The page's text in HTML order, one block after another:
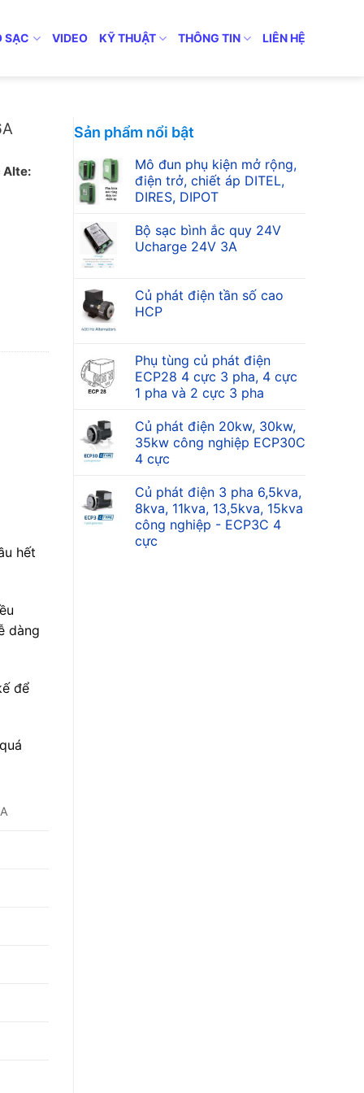
SẠC VIDEO KỸ THUẬT THÔNG TIN LIÊN HỆ
Sản phẩm nổi bật
Mô đun phụ kiện mở rộng,
điện trở, chiết áp DITEL,
DIRES, DIPOT
Bộ sạc bình ắc quy 24V
Ucharge 24V 3A
Củ phát điện tần số cao
HCP
Phụ tùng củ phát điện
ECP28 4 cực 3 pha, 4 cực
1 pha và 2 cực 3 pha
Củ phát điện 20kw, 30kw,
35kw công nghiệp ECP30C
4 cực
Củ phát điện 3 pha 6,5kva,
8kva, 11kva, 13,5kva, 15kva
công nghiệp - ECP3C 4
cực
Alte:
hết
dàng
để